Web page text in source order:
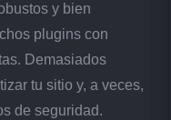
y bien
plugins con
Demasiados
tu sitio y, a veces,
de seguridad.